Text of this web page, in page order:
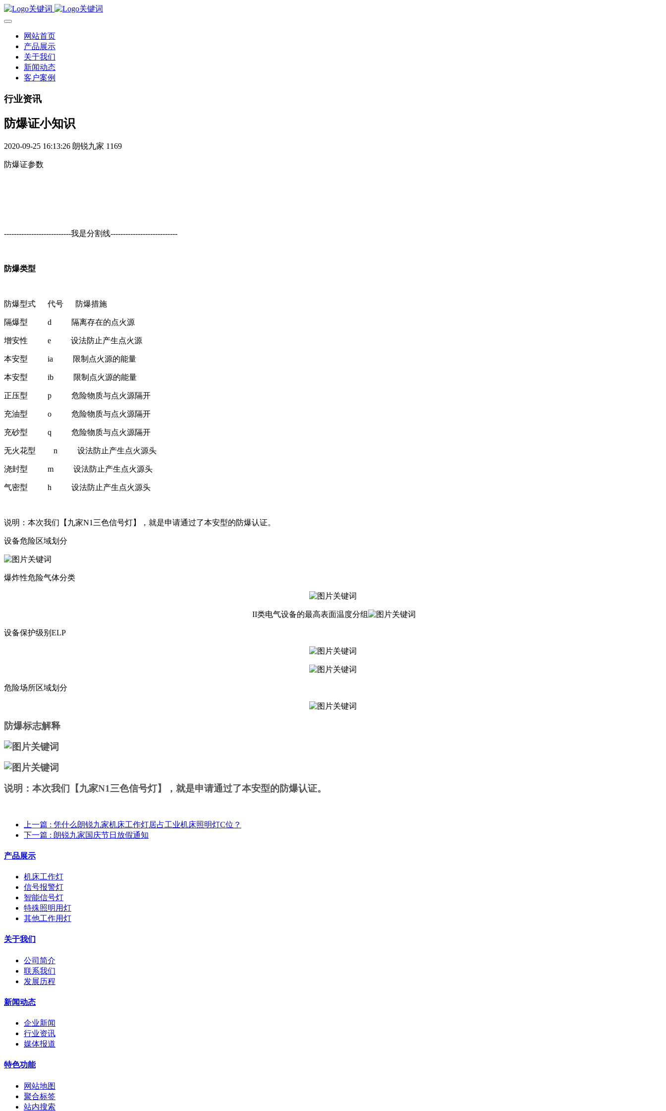
网站首页
产品展示
关于我们
新闻动态
客户案例
行业资讯
防爆证小知识
2020-09-25 16:13:26 朗锐九家 1169
防爆证参数
---------------------------我是分割线---------------------------
防爆类型
防爆型式 代号 防爆措施
隔爆型 d 隔离存在的点火源
增安性 e 设法防止产生点火源
本安型 ia 限制点火源的能量
本安型 ib 限制点火源的能量
正压型 p 危险物质与点火源隔开
充油型 o 危险物质与点火源隔开
充砂型 q 危险物质与点火源隔开
无火花型 n 设法防止产生点火源头
浇封型 m 设法防止产生点火源头
气密型 h 设法防止产生点火源头
说明：本次我们【九家N1三色信号灯】，就是申请通过了本安型的防爆认证。
设备危险区域划分
爆炸性危险气体分类
II类电气设备的最高表面温度分组
设备保护级别ELP
危险场所区域划分
防爆标志解释
说明：本次我们【九家N1三色信号灯】，就是申请通过了本安型的防爆认证。
上一篇 : 凭什么朗锐九家机床工作灯居占工业机床照明灯C位？
下一篇 : 朗锐九家国庆节日放假通知
产品展示
机床工作灯
信号报警灯
智能信号灯
特殊照明用灯
其他工作用灯
关于我们
公司简介
联系我们
发展历程
新闻动态
企业新闻
行业资讯
媒体报道
特色功能
网站地图
聚合标签
站内搜索